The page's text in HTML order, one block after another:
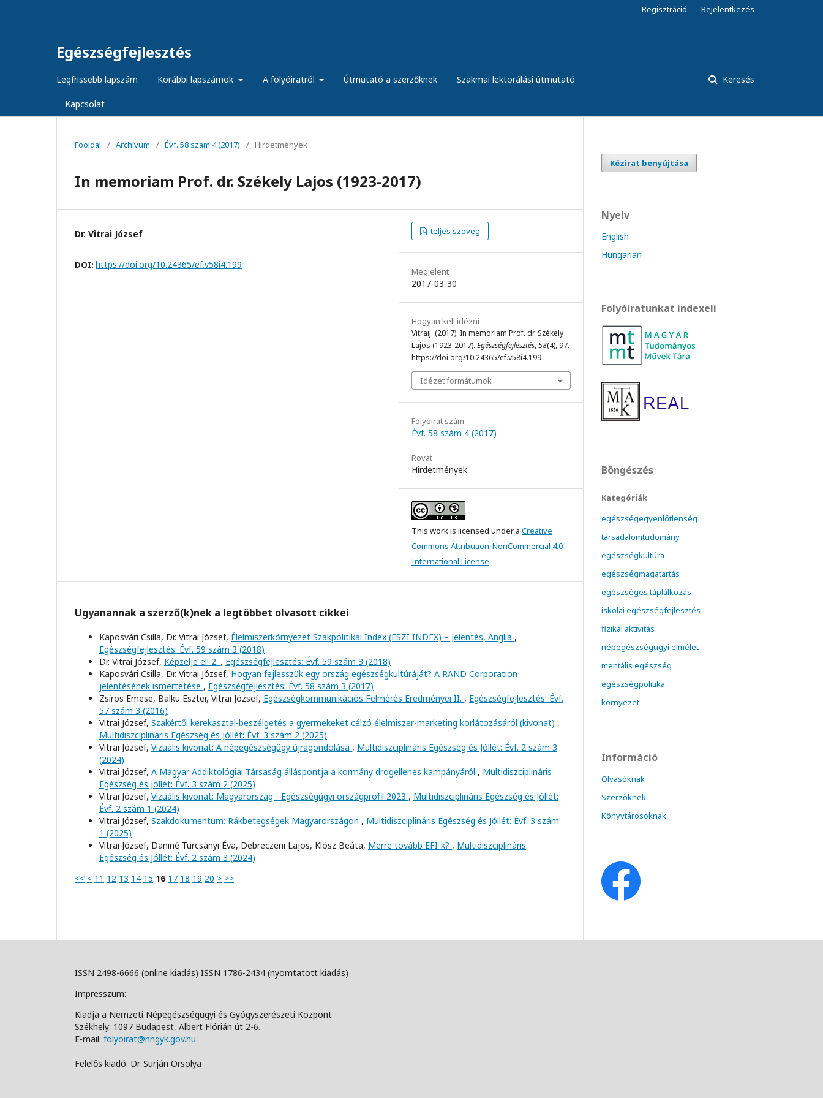
Egészségfejlesztés
Legfrissebb lapszám Korábbi lapszámok A folyóiratról Útmutató a szerzőknek Szakmai lektorálási útmutató
Kapcsolat
Keresés
Regisztráció Bejelentkezés
Főoldal / Archívum / Évf. 58 szám 4 (2017) / Hirdetmények
In memoriam Prof. dr. Székely Lajos (1923-2017)
Dr. Vitrai József
DOI: https://doi.org/10.24365/ef.v58i4.199
teljes szöveg
Megjelent
2017-03-30
Hogyan kell idézni
VitraiJ. (2017). In memoriam Prof. dr. Székely
Lajos (1923-2017). Egészségfejlesztés,58(4), 97.
https://doi.org/10.24365/ef.v58i4.199
Idézet formátumok
Folyóirat szám
Évf. 58 szám 4 (2017)
Rovat
Hirdetmények
This work is licensed under a Creative
Commons Attribution-NonCommercial 4.0
International License.
Ugyanannak a szerző(k)nek a legtöbbet olvasott cikkei
Kaposvári Csilla, Dr. Vitrai József, Élelmiszerkörnyezet Szakpolitikai Index (ESZI INDEX) – Jelentés, Anglia ,
Egészségfejlesztés: Évf. 59 szám 3 (2018)
Dr. Vitrai József, Képzelje el! 2. , Egészségfejlesztés: Évf. 59 szám 3 (2018)
Kaposvári Csilla, Dr. Vitrai József, Hogyan fejlesszük egy ország egészségkultúráját? A RAND Corporation
jelentésének ismertetése , Egészségfejlesztés: Évf. 58 szám 3 (2017)
Zsíros Emese, Balku Eszter, Vitrai József, Egészségkommunikációs Felmérés Eredményei II. , Egészségfejlesztés: Évf.
57 szám 3 (2016)
Vitrai József, Szakértői kerekasztal-beszélgetés a gyermekeket célzó élelmiszer-marketing korlátozásáról (kivonat) ,
Multidiszciplináris Egészség és Jóllét: Évf. 3 szám 2 (2025)
Vitrai József, Vizuális kivonat: A népegészségügy újragondolása , Multidiszciplináris Egészség és Jóllét: Évf. 2 szám 3
(2024)
Vitrai József, A Magyar Addiktológiai Társaság álláspontja a kormány drogellenes kampányáról , Multidiszciplináris
Egészség és Jóllét: Évf. 3 szám 2 (2025)
Vitrai József, Vizuális kivonat: Magyarország - Egészségügyi országprofil 2023 , Multidiszciplináris Egészség és Jóllét:
Évf. 2 szám 1 (2024)
Vitrai József, Szakdokumentum: Rákbetegségek Magyarországon , Multidiszciplináris Egészség és Jóllét: Évf. 3 szám
1 (2025)
Vitrai József, Daniné Turcsányi Éva, Debreczeni Lajos, Klósz Beáta, Merre tovább EFI-k? , Multidiszciplináris
Egészség és Jóllét: Évf. 2 szám 3 (2024)
<< < 11 12 13 14 15 16 17 18 19 20 > >>
Kézirat benyújtása
Nyelv
English
Hungarian
Folyóiratunkat indexeli
Böngészés
Kategóriák
egészségegyenlőtlenség
társadalomtudomány
egészségkultúra
egészségmagatartás
egészséges táplálkozás
iskolai egészségfejlesztés
fizikai aktivitás
népegészségügyi elmélet
mentális egészség
egészségpolitika
környezet
Információ
Olvasóknak
Szerzőknek
Könyvtárosoknak
ISSN 2498-6666 (online kiadás) ISSN 1786-2434 (nyomtatott kiadás)
Impresszum:
Kiadja a Nemzeti Népegészségügyi és Gyógyszerészeti Központ
Székhely: 1097 Budapest, Albert Flórián út 2-6.
E-mail: folyoirat@nngyk.gov.hu
Felelős kiadó: Dr. Surján Orsolya